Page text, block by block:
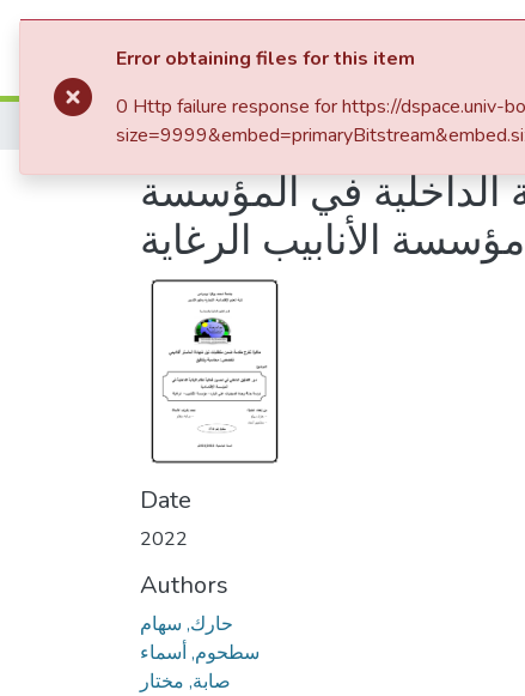
Communities & Collections
Home Mémoires de Master 2
الداخلية في المؤسسة
الأنابيب الرغاية
Date
2022
Authors
حارك, سهام
سطحوم, أسماء
صابة, مختار
Error obtaining files for this item
0 Http failure response for https://